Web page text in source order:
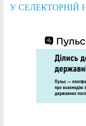
У СЕЛЕКТОРНІЙ